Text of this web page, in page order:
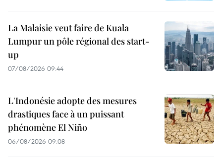
La Malaisie veut faire de Kuala
Lumpur un pôle régional des start-
up
07/08/2026 09:44
L'Indonésie adopte des mesures
drastiques face à un puissant
phénomène El Niño
06/08/2026 09:08